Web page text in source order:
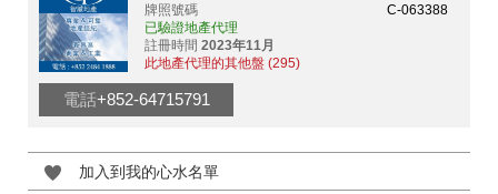
牌照號碼
C-063388
已驗證地產代理
註冊時間 2023年11月
此地產代理的其他盤 (295)
電話+852-64715791
加入到我的心水名單